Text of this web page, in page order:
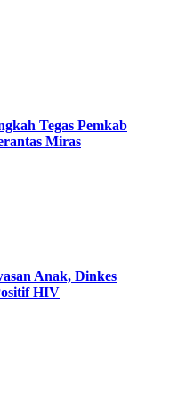
Tegas Pemkab
Miras
Anak, Dinkes
HIV